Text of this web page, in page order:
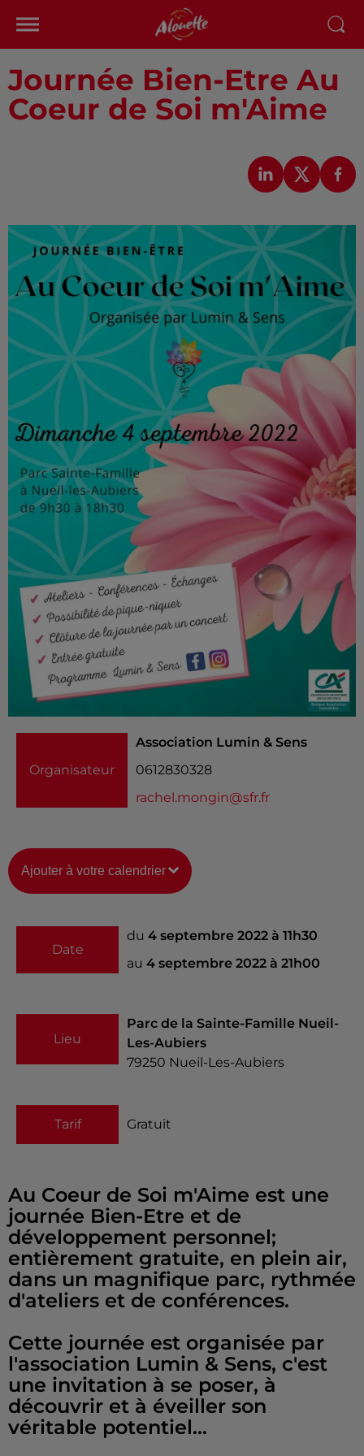
Journée Bien-Etre Au
Coeur de Soi m'Aime
Organisateur
Association Lumin & Sens
0612830328
rachel.mongin@sfr.fr
Ajouter à votre calendrier
Date
du 4 septembre 2022 à 11h30
au 4 septembre 2022 à 21h00
Lieu
Parc de la Sainte-Famille Nueil-
Les-Aubiers
79250 Nueil-Les-Aubiers
Tarif Gratuit
Au Coeur de Soi m'Aime est une
journée Bien-Etre et de
développement personnel;
entièrement gratuite, en plein air,
dans un magnifique parc, rythmée
d'ateliers et de conférences.
Cette journée est organisée par
l'association Lumin & Sens, c'est
une invitation à se poser, à
découvrir et à éveiller son
véritable potentiel...